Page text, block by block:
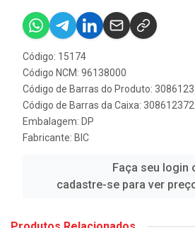
Código: 15174
Código NCM: 96138000
Código de Barras do Produto:
Código de Barras da Caixa:
Embalagem: DP
Fabricante: BIC
Faça seu login
cadastre-se para ver